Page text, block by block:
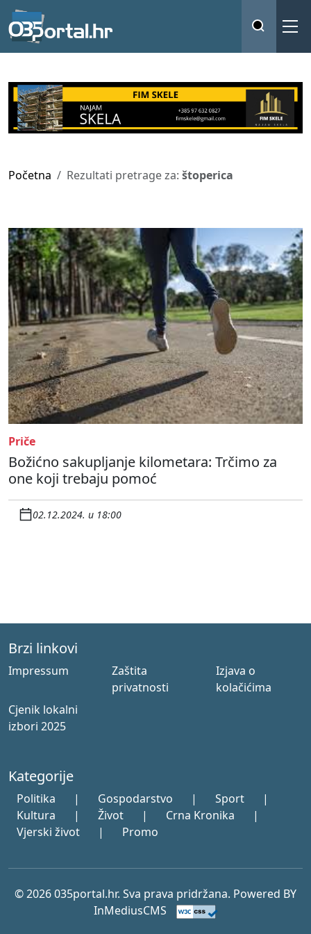
Početna Rezultati pretrage za: štoperica
Priče
Božićno sakupljanje kilometara: Trčimo za
one koji trebaju pomoć
02.12.2024. u 18:00
Brzi linkovi
Impressum
Zaštita
privatnosti
Izjava o
kolačićima
Cjenik lokalni
izbori 2025
Kategorije
Politika | Gospodarstvo | Sport
|
Kultura
| Život | Crna Kronika
|
Vjerski život
| Promo
© 2026 035portal.hr. Sva prava pridržana. Powered BY
InMediusCMS